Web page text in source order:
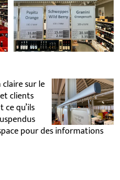
sur le
clients
qu’ils
pour des informations